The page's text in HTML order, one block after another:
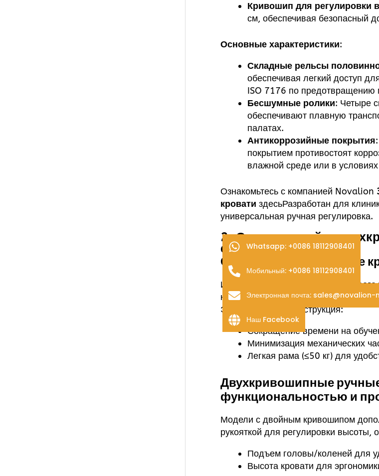
Кривошип для регулировки
см, обеспечивая безопасный
Основные характеристики:
Складные рельсы
обеспечивая легкий доступ
ISO 7176 по предотвращению
Бесшумные ролики: Четыре
обеспечивают плавную
палатах.
Антикоррозийные покрытия
покрытием противостоят
влажной среде или в
Ознакомьтесь с компанией Novalion
кровати здесьРазработан для
универсальная ручная регулировка.
2. Однокранный и
среднему уходу
Однокроватные ручные
Идеально подходящие для
кровати с одной рукояткой
Эта обтекаемая конструкция:
Сокращение времени на
Минимизация механических
Легкая рама (≤50 кг) для
Двухкривошипные
функциональностью и
Модели с двойным кривошипом
рукояткой для регулировки
Подъем головы/коленей для
Высота кровати для
Whatsapp: +0086 18112908401
Мобильный: +0086 18112908401
Электронная почта:
Наш Facebook